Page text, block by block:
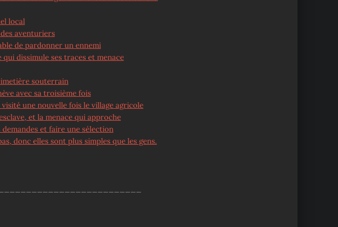
local
aventuriers
de pardonner un ennemi
dissimule ses traces et menace
souterrain
avec sa troisième fois
une nouvelle fois le village agricole
et la menace qui approche
et faire une sélection
donc elles sont plus simples que les gens.